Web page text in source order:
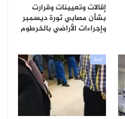
إقالات وتعيينات وقرارت
بشأن مصابي ثورة ديسمبر
وإجراءات الأراضي بالخرطوم
أخبار